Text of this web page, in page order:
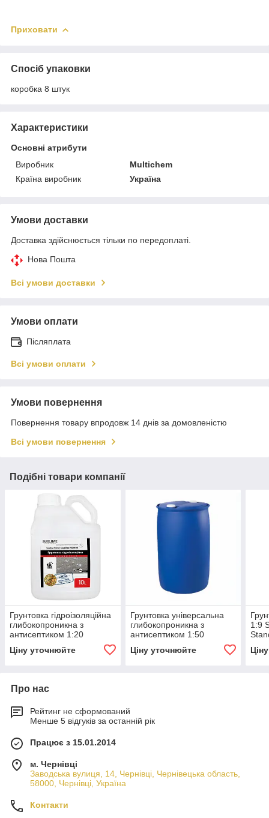
Приховати
Спосіб упаковки
коробка 8 штук
Характеристики
Основні атрибути
Виробник
Multichem
Країна виробник
Україна
Умови доставки
Доставка здійснюється тільки по передоплаті.
Нова Пошта
Всі умови доставки
Умови оплати
Післяплата
Всі умови оплати
Умови повернення
Повернення товару впродовж 14 днів за домовленістю
Всі умови повернення
Подібні товари компанії
Грунтовка гідроізоляційна
глибокопроникна з
антисептиком 1:20
Sublime Primer AquaStop
Premium 10 л
Ціну уточнюйте
Грунтовка універсальна
глибокопроникна з
антисептиком 1:50
Sublime Primer Premium
200 л
Ціну уточнюйте
1:9
Про нас
Рейтинг не сформований
Менше 5 відгуків за останній рік
Працює з 15.01.2014
м. Чернівці
Заводська вулиця, 14, Чернівці, Чернівецька область,
58000, Чернівці, Україна
Контакти